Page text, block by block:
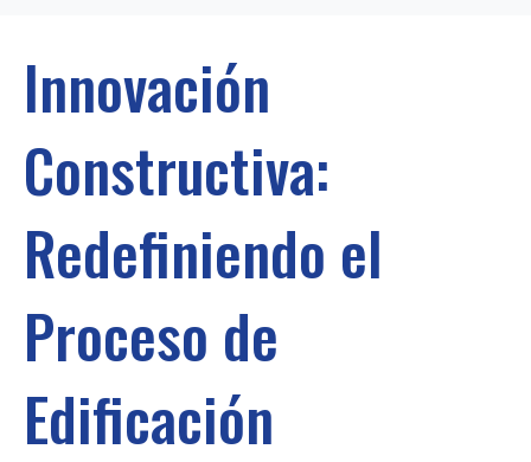
Innovación
Constructiva:
Redefiniendo el
Proceso de
Edificación